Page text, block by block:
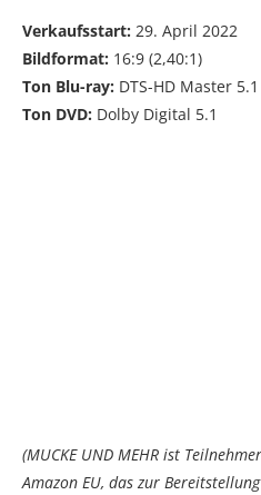
Verkaufsstart: 29. April 2022
Bildformat: 16:9 (2,40:1)
Ton Blu-ray: DTS-HD Master 5.1
Ton DVD: Dolby Digital 5.1
(MUCKE UND MEHR ist
Amazon EU, das zur